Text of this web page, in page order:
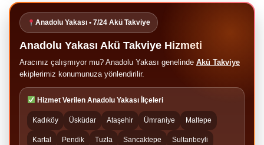
Anadolu Yakası • 7/24 Akü Takviye
Anadolu Yakası Akü Takviye Hizmeti
Aracınız çalışmıyor mu? Anadolu Yakası genelinde Akü Takviye
ekiplerimiz konumunuza yönlendirilir.
Hizmet Verilen Anadolu Yakası İlçeleri
Kadıköy Üsküdar Ataşehir Ümraniye Maltepe
Kartal Pendik Tuzla Sancaktepe Sultanbeyli